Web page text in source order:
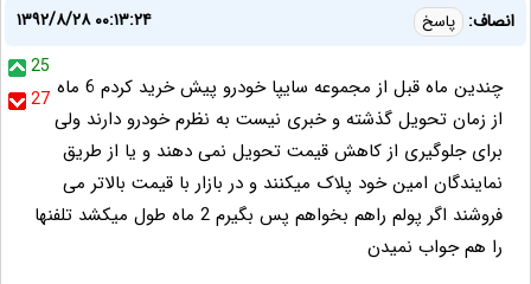
انصاف: پاسخ
۱۳۹۲/۸/۲۸ ۰۰:۱۳:۲۴
25
27 چندین ماه قبل از مجموعه سایپا خودرو پیش خرید کردم 6 ماه
از زمان تحویل گذشته و خبری نیست به نظرم خودرو دارند ولی
برای جلوگیری از کاهش قیمت تحویل نمی دهند و یا از طریق
نمایندگان امین خود پلاک میکنند و در بازار با قیمت بالاتر می
فروشند اگر پولم راهم بخواهم پس بگیرم 2 ماه طول میکشد تلفنها
را هم جواب نمیدن